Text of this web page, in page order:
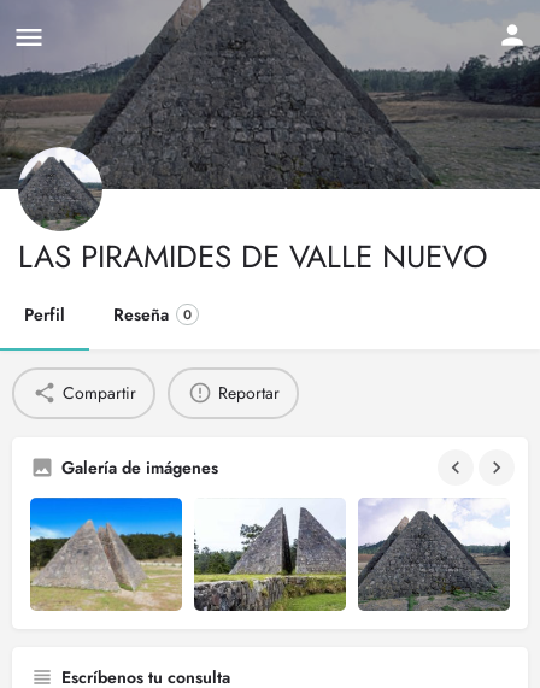
LAS PIRAMIDES DE VALLE NUEVO
Perfil Reseña 0
Compartir Reportar
Galería de imágenes
Escríbenos tu consulta